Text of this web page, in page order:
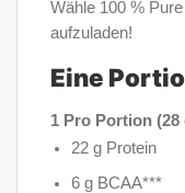
Wähle 100 %
aufzuladen!
Eine
1 Pro Portion (28
22 g Protein
6 g BCAA***